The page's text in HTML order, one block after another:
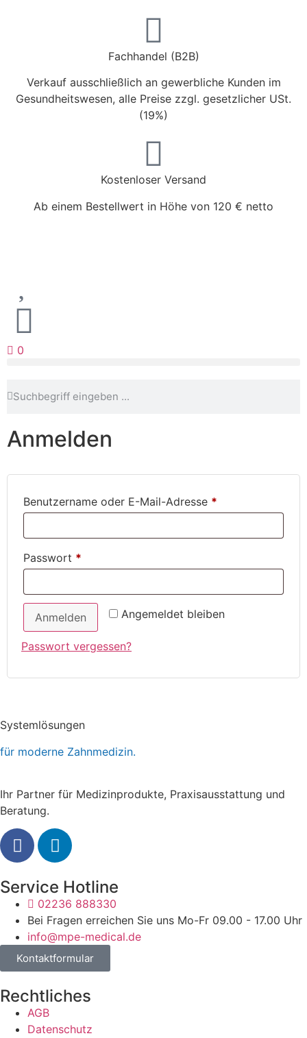
Fachhandel (B2B)
Verkauf ausschließlich an gewerbliche Kunden im
Gesundheitswesen, alle Preise zzgl. gesetzlicher USt.
(19%)
Kostenloser Versand
Ab einem Bestellwert in Höhe von 120 € netto
0
Anmelden
Benutzername oder E-Mail-Adresse *
Passwort *
Angemeldet bleiben
Anmelden
Passwort vergessen?
Systemlösungen
für moderne Zahnmedizin.
Ihr Partner für Medizinprodukte, Praxisausstattung und
Beratung.
Service Hotline
02236 888330
Bei Fragen erreichen Sie uns Mo-Fr 09.00 - 17.00 Uhr
info@mpe-medical.de
Kontaktformular
Rechtliches
AGB
Datenschutz